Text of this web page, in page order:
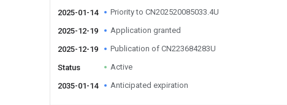
2025-01-14
Priority to CN202520085033.4U
2025-12-19 Application granted
2025-12-19 Publication of CN223684283U
Status Active
2035-01-14 Anticipated expiration